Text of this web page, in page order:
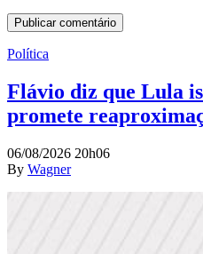
Política
Flávio diz que Lula
promete
06/08/2026 20h06
By Wagner